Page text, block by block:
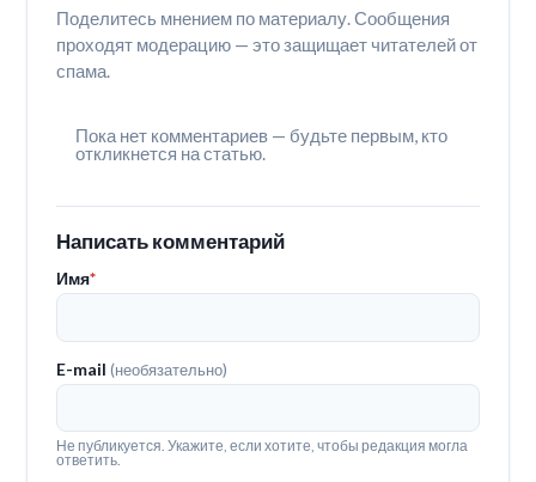
Поделитесь мнением по материалу. Сообщения
проходят модерацию — это защищает читателей от
спама.
Пока нет комментариев — будьте первым, кто
откликнется на статью.
Написать комментарий
Имя*
E-mail(необязательно)
Не публикуется. Укажите, если хотите, чтобы редакция могла
ответить.